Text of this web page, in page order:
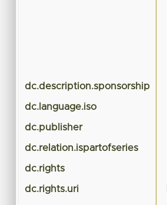
dc.description.sponsorship
dc.language.iso
dc.publisher
dc.relation.ispartofseries
dc.rights
dc.rights.uri